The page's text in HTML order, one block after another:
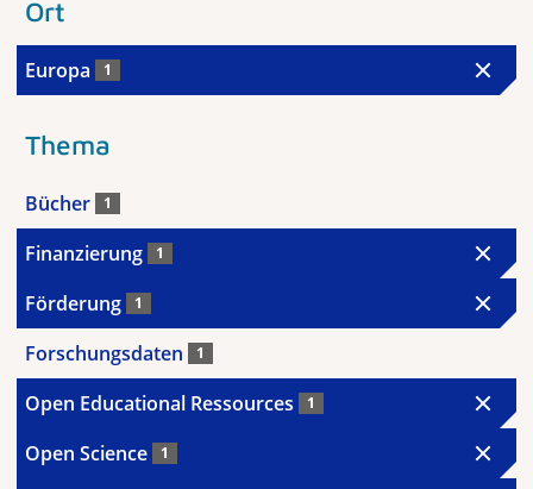
Ort
Europa 1
Thema
Bücher 1
Finanzierung 1
Förderung 1
Forschungsdaten 1
Open Educational Ressources 1
Open Science 1